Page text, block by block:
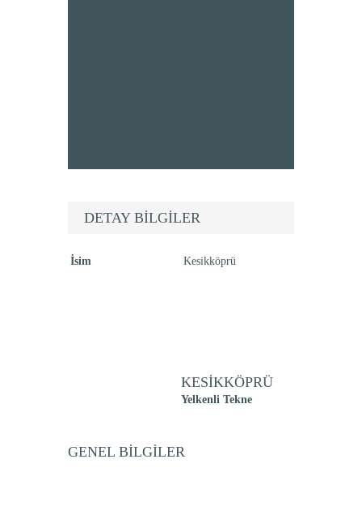
DETAY BILGILER
İsim Kesikköprü
KESIKKÖPRÜ
Yelkenli Tekne
GENEL BILGILER